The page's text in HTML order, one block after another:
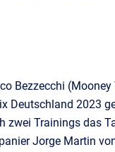
Bezzecchi (Mooney
Deutschland 2023
zwei Trainings das
Jorge Martin